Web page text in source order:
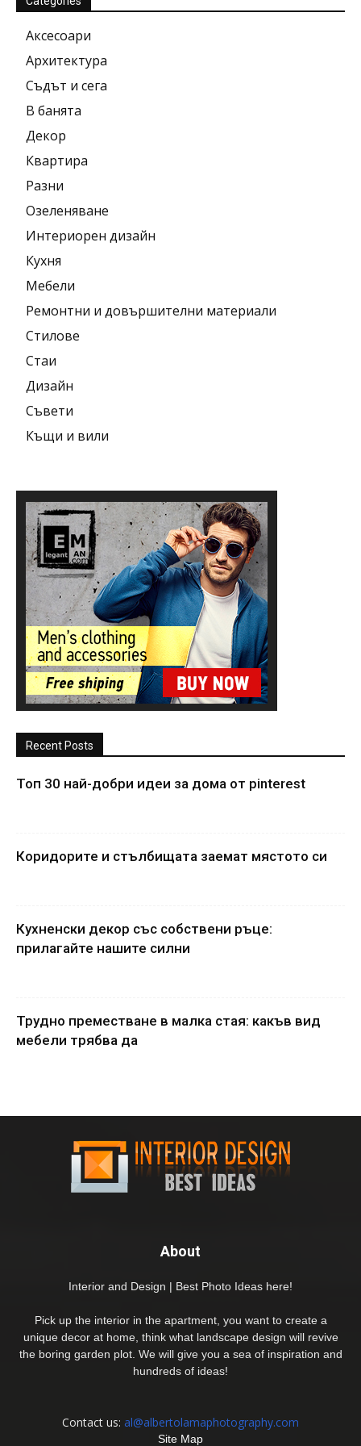
Аксесоари
Архитектура
Съдът и сега
В банята
Декор
Квартира
Разни
Озеленяване
Интериорен дизайн
Кухня
Мебели
Ремонтни и довършителни материали
Стилове
Стаи
Дизайн
Съвети
Къщи и вили
Recent Posts
Топ 30 най-добри идеи за дома от pinterest
Коридорите и стълбищата заемат мястото си
Кухненски декор със собствени ръце:
прилагайте нашите силни
Трудно преместване в малка стая: какъв вид
мебели трябва да
About
Interior and Design | Best Photo Ideas here!
Pick up the interior in the apartment, you want to create a
unique decor at home, think what landscape design will revive
the boring garden plot. We will give you a sea of inspiration and
hundreds of ideas!
Contact us: al@albertolamaphotography.com
Site Map